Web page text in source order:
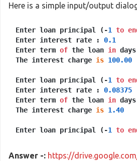
Here is a simple input/output
Enter loan principal (-1 to
Enter interest rate : 0.1
Enter term of the loan in
The interest charge is 100.00
Enter loan principal (-1 to
Enter interest rate : 0.08375
Enter term of the loan in
The interest charge is 1.40
Enter loan principal (-1 to
Answer -: https://